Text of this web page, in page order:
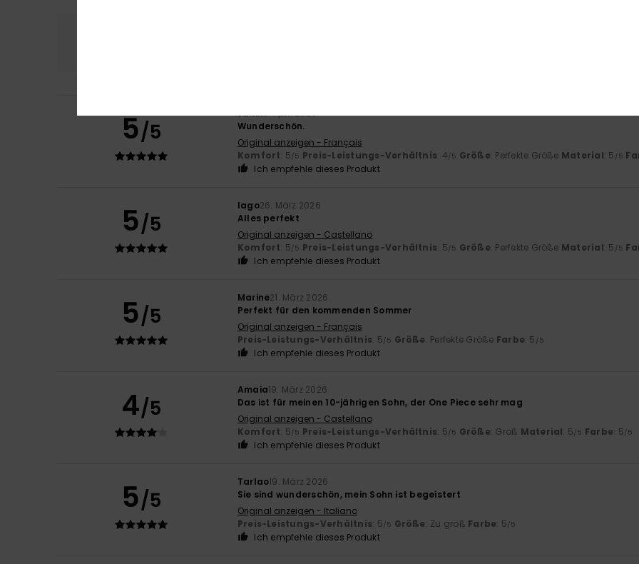
5/5
Janik5. April 2026
Wunderschön.
Original anzeigen - Français
Komfort: 5 /5 Preis-Leistungs-Verhältnis: 4 /5 Größe: Perfekte Größe Material: 5 /5
Ich empfehle dieses Produkt
5/5
Iago26. März 2026
Alles perfekt
Original anzeigen - Castellano
Komfort: 5 /5 Preis-Leistungs-Verhältnis: 5 /5 Größe: Perfekte Größe Material: 5 /5
Ich empfehle dieses Produkt
5/5
Marine21. März 2026
Perfekt für den kommenden Sommer
Original anzeigen - Français
Preis-Leistungs-Verhältnis: 5 /5 Größe: Perfekte Größe Farbe: 5 /5
Ich empfehle dieses Produkt
4/5
Amaia19. März 2026
Das ist für meinen 10-jährigen Sohn, der One Piece sehr mag
Original anzeigen - Castellano
Komfort: 5 /5 Preis-Leistungs-Verhältnis: 5 /5 Größe: Groß Material: 5 /5 Farbe: 5 /5
Ich empfehle dieses Produkt
5/5
Tarlao19. März 2026
Sie sind wunderschön, mein Sohn ist begeistert
Original anzeigen - Italiano
Preis-Leistungs-Verhältnis: 5 /5 Größe: Zu groß Farbe: 5 /5
Ich empfehle dieses Produkt